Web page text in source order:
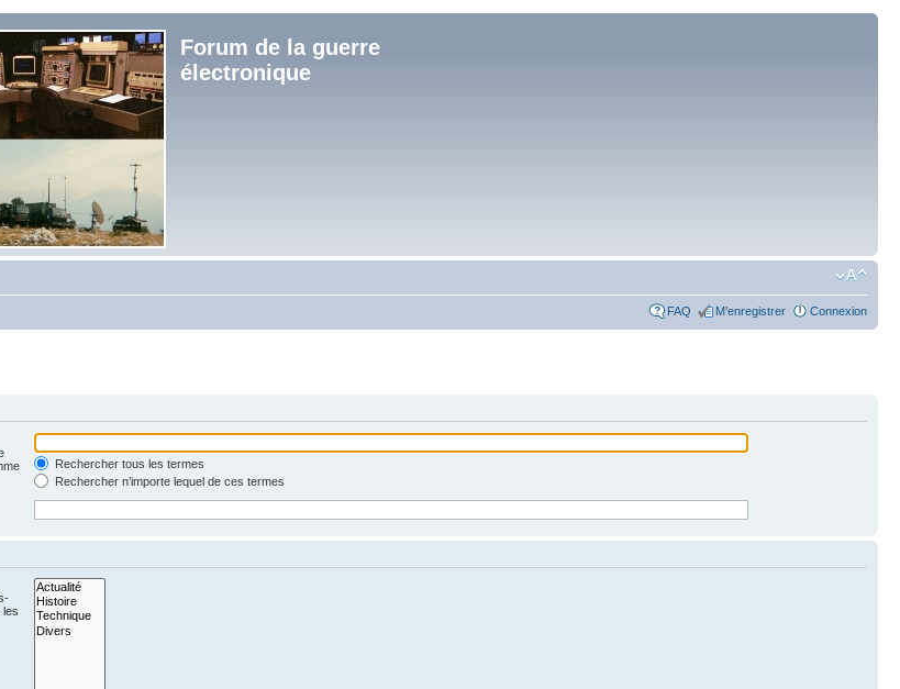
Forum de la guerre
électronique
FAQ M’enregistrer Connexion
Rechercher tous les termes
Rechercher n’importe lequel de ces termes
les